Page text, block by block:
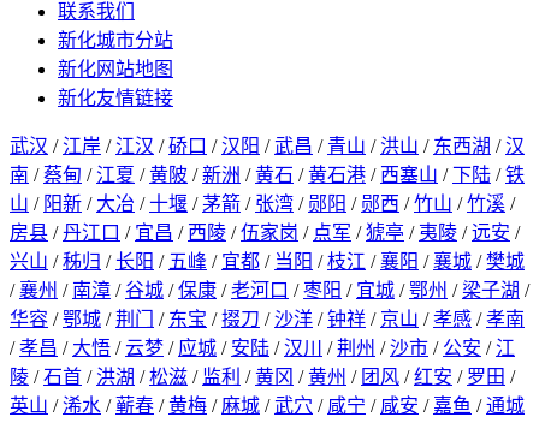
联系我们
新化城市分站
新化网站地图
新化友情链接
武汉 / 江岸 / 江汉 /硚口 /汉阳 /武昌 / 青山 / 洪山 / 东西湖 /汉
南 /蔡甸 / 江夏 /黄陂 /新洲 /黄石 /黄石港 / 西塞山 /下陆 /铁
山 / 阳新 / 大冶 /十堰 /茅箭 / 张湾 / 郧阳 / 郧西 /竹山 /竹溪 /
房县 /丹江口 / 宜昌 / 西陵 /伍家岗 / 点军 /猇亭 / 夷陵 /远安 /
兴山 /秭归 /长阳 / 五峰 / 宜都 / 当阳 /枝江 /襄阳 /襄城 /樊城
/襄州 / 南漳 /谷城 /保康 /老河口 /枣阳 / 宜城 /鄂州 / 梁子湖 /
华容 /鄂城 /荆门 / 东宝 /掇刀 /沙洋 /钟祥 / 京山 /孝感 /孝南
/孝昌 / 大悟 /云梦 / 应城 / 安陆 /汉川 /荆州 /沙市 / 公安 / 江
陵 /石首 / 洪湖 /松滋 / 监利 /黄冈 /黄州 / 团风 /红安 / 罗田 /
英山 /浠水 /蕲春 /黄梅 / 麻城 /武穴 / 咸宁 / 咸安 / 嘉鱼 /通城